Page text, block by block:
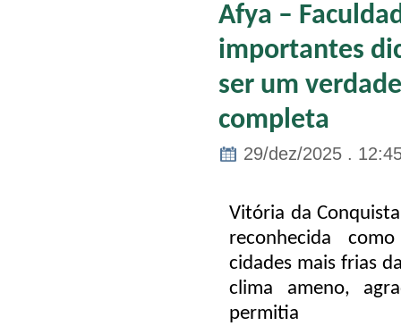
Afya –
importantes
ser um
completa
29/dez/2025 .
Vitória da
reconhecida
cidades mais frias
clima ameno,
permitia